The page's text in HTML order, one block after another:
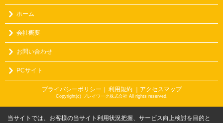
ホーム
会社概要
お問い合わせ
PCサイト
プライバシーポリシー ｜ 利用規約 ｜アクセスマップ
Copyright(c) プレイワーク株式会社 All rights reserved.
当サイトでは、お客様の当サイト利用状況把握、サービス向上検討を目的と